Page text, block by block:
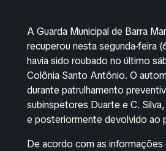
A Guarda Municipal de Barra
recuperou nesta segunda-feira
havia sido roubado no último
Colônia Santo Antônio. O
durante patrulhamento
subinspetores Duarte e C.
e posteriormente devolvido ao
De acordo com as informações